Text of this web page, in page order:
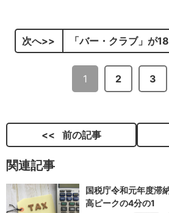
次へ 「バー・クラブ」が
1 2 3
前の記事
関連記事
国税庁令和元年度滞
高ピークの4分の1